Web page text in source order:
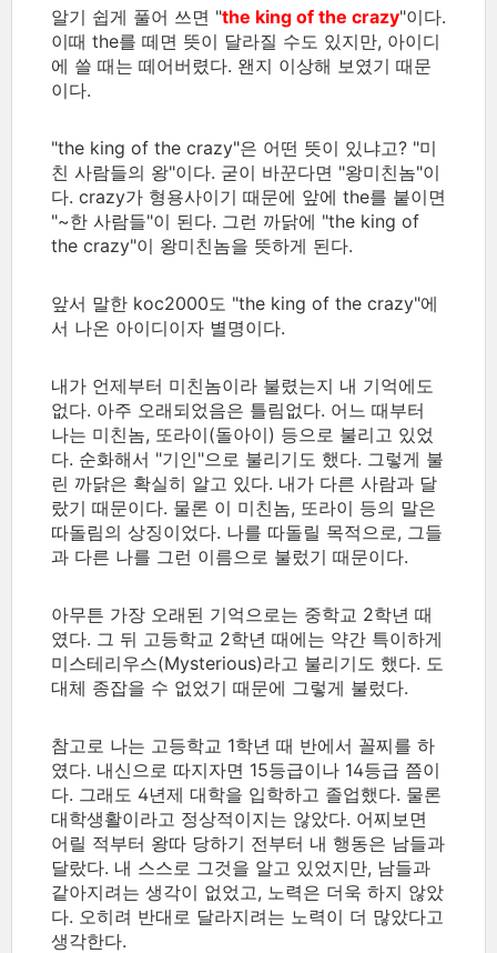
알기 쉽게 풀어 쓰면 "the king of the crazy"이다.
이때 the를 떼면 뜻이 달라질 수도 있지만, 아이디
에 쓸 때는 떼어버렸다. 왠지 이상해 보였기 때문
이다.
"the king of the crazy"은 어떤 뜻이 있냐고? "미
친 사람들의 왕"이다. 굳이 바꾼다면 "왕미친놈"이
다. crazy가 형용사이기 때문에 앞에 the를 붙이면
"~한 사람들"이 된다. 그런 까닭에 "the king of
the crazy"이 왕미친놈을 뜻하게 된다.
앞서 말한 koc2000도 "the king of the crazy"에
서 나온 아이디이자 별명이다.
내가 언제부터 미친놈이라 불렸는지 내 기억에도
없다. 아주 오래되었음은 틀림없다. 어느 때부터
나는 미친놈, 또라이(돌아이) 등으로 불리고 있었
다. 순화해서 "기인"으로 불리기도 했다. 그렇게 불
린 까닭은 확실히 알고 있다. 내가 다른 사람과 달
랐기 때문이다. 물론 이 미친놈, 또라이 등의 말은
따돌림의 상징이었다. 나를 따돌릴 목적으로, 그들
과 다른 나를 그런 이름으로 불렀기 때문이다.
아무튼 가장 오래된 기억으로는 중학교 2학년 때
였다. 그 뒤 고등학교 2학년 때에는 약간 특이하게
미스테리우스(Mysterious)라고 불리기도 했다. 도
대체 종잡을 수 없었기 때문에 그렇게 불렀다.
참고로 나는 고등학교 1학년 때 반에서 꼴찌를 하
였다. 내신으로 따지자면 15등급이나 14등급 쯤이
다. 그래도 4년제 대학을 입학하고 졸업했다. 물론
대학생활이라고 정상적이지는 않았다. 어찌보면
어릴 적부터 왕따 당하기 전부터 내 행동은 남들과
달랐다. 내 스스로 그것을 알고 있었지만, 남들과
같아지려는 생각이 없었고, 노력은 더욱 하지 않았
다. 오히려 반대로 달라지려는 노력이 더 많았다고
생각한다.